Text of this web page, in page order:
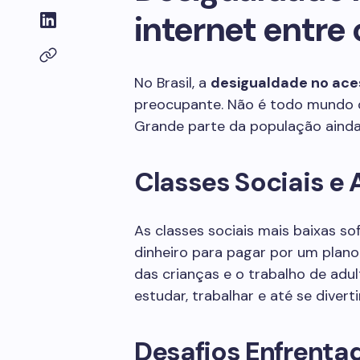
internet entre
No Brasil, a desigualdade no
preocupante. Não é todo
Grande parte da população
Classes Sociais e
As classes sociais mais baixas
dinheiro para pagar por um
das crianças e o trabalho de
estudar, trabalhar e até se
Desafios